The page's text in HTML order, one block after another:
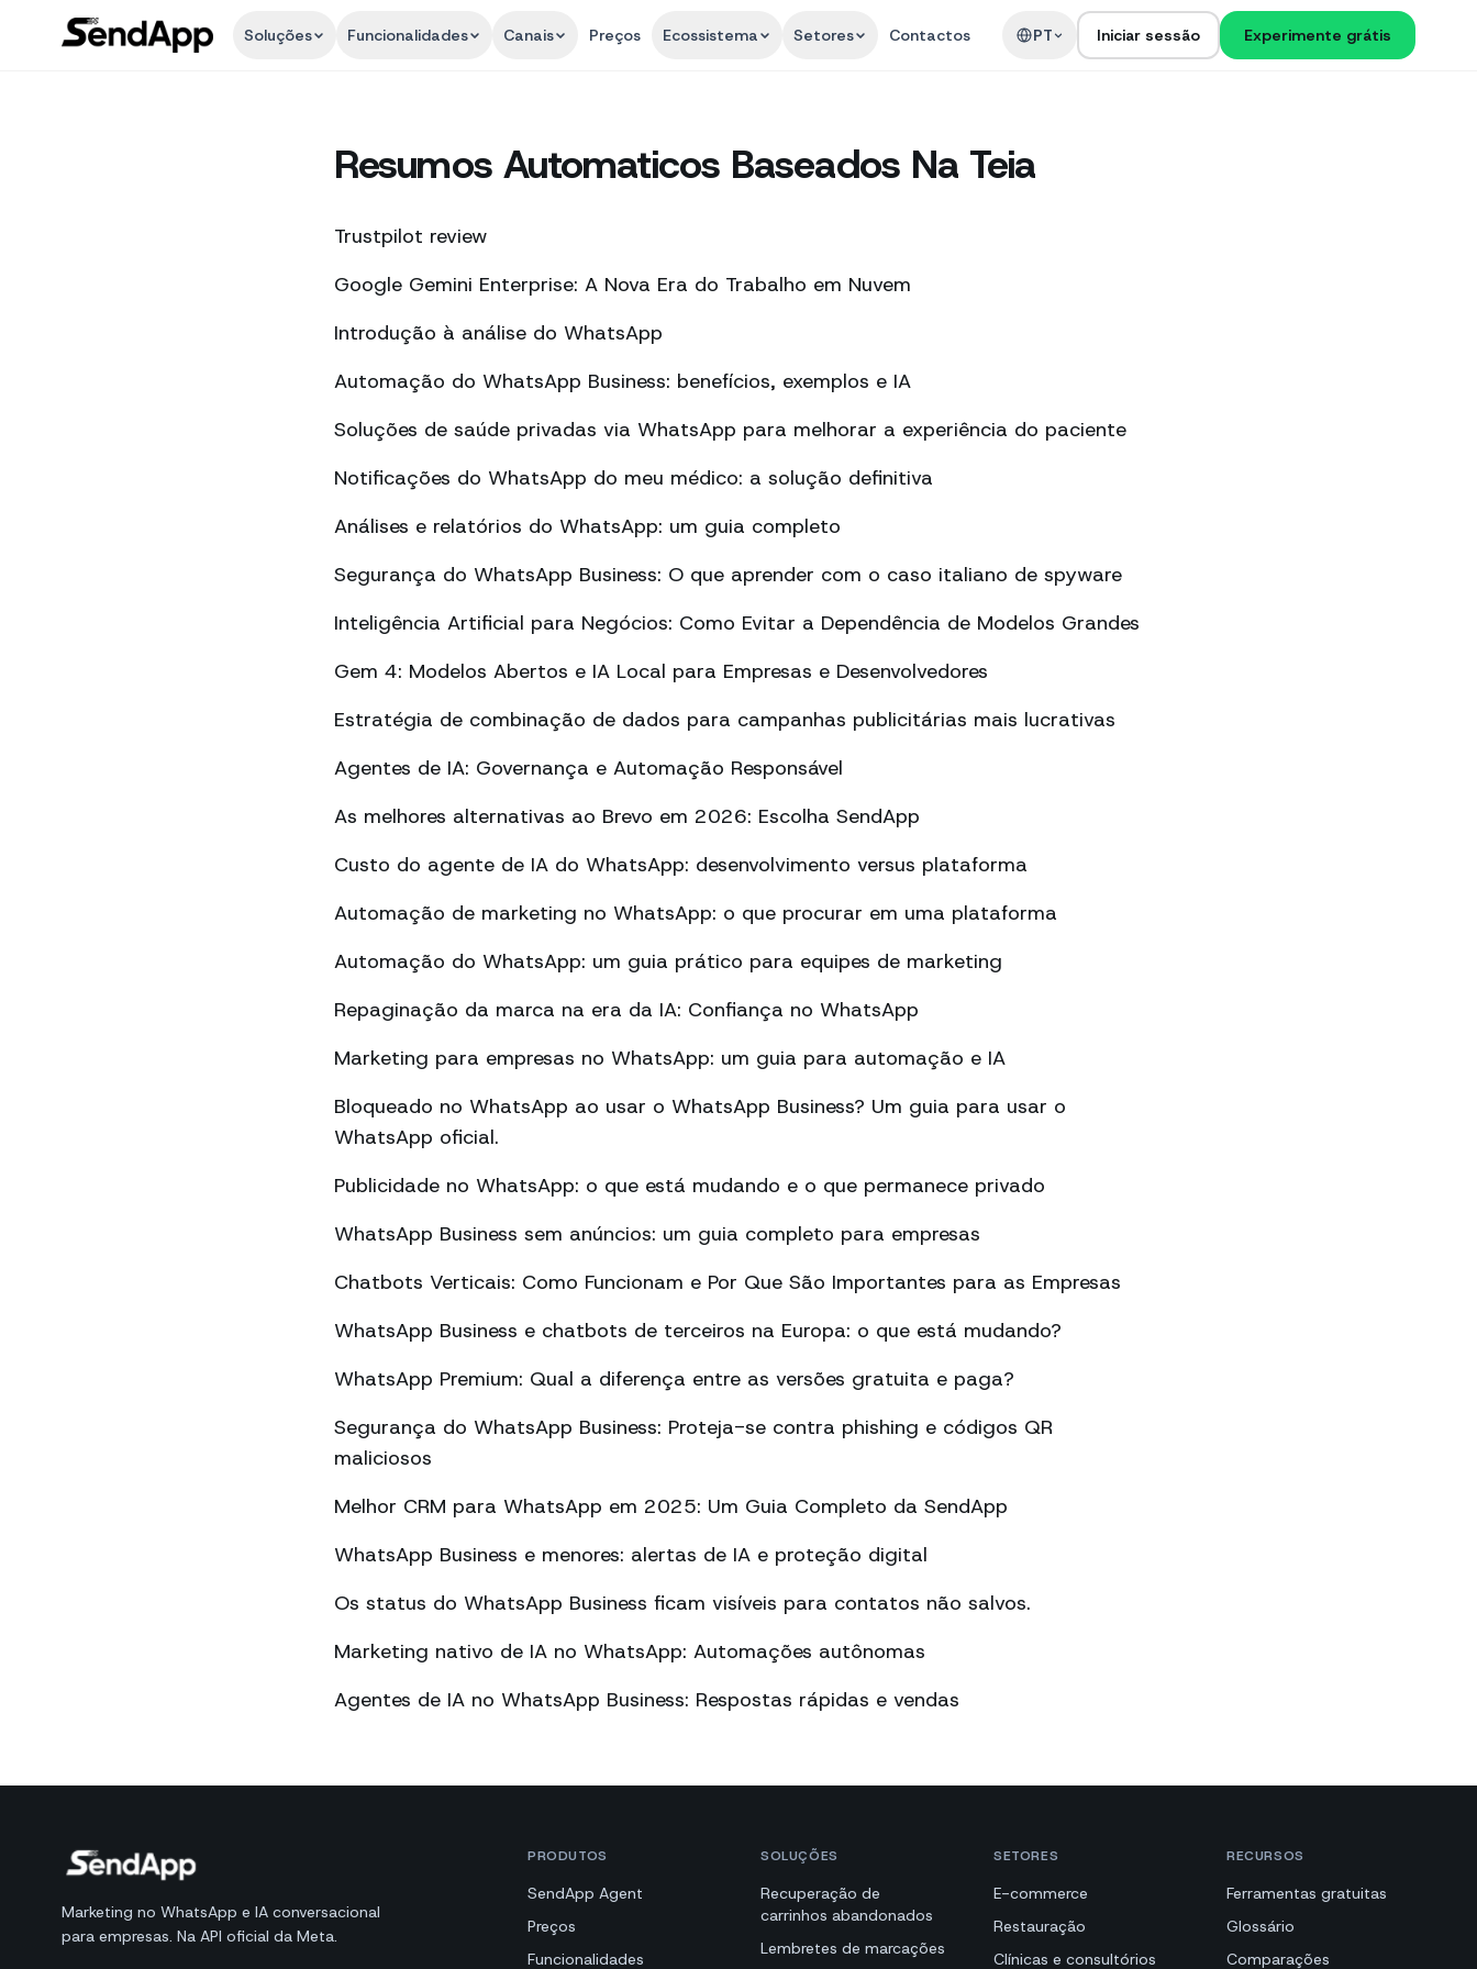
Soluções Funcionalidades Canais Preços Ecossistema Setores Contactos PT Iniciar sessão Experimente grátis
Resumos Automaticos Baseados Na Teia
Trustpilot review
Google Gemini Enterprise: A Nova Era do Trabalho em Nuvem
Introdução à análise do WhatsApp
Automação do WhatsApp Business: benefícios, exemplos e IA
Soluções de saúde privadas via WhatsApp para melhorar a experiência do paciente
Notificações do WhatsApp do meu médico: a solução definitiva
Análises e relatórios do WhatsApp: um guia completo
Segurança do WhatsApp Business: O que aprender com o caso italiano de spyware
Inteligência Artificial para Negócios: Como Evitar a Dependência de Modelos Grandes
Gem 4: Modelos Abertos e IA Local para Empresas e Desenvolvedores
Estratégia de combinação de dados para campanhas publicitárias mais lucrativas
Agentes de IA: Governança e Automação Responsável
As melhores alternativas ao Brevo em 2026: Escolha SendApp
Custo do agente de IA do WhatsApp: desenvolvimento versus plataforma
Automação de marketing no WhatsApp: o que procurar em uma plataforma
Automação do WhatsApp: um guia prático para equipes de marketing
Repaginação da marca na era da IA: Confiança no WhatsApp
Marketing para empresas no WhatsApp: um guia para automação e IA
Bloqueado no WhatsApp ao usar o WhatsApp Business? Um guia para usar o
WhatsApp oficial.
Publicidade no WhatsApp: o que está mudando e o que permanece privado
WhatsApp Business sem anúncios: um guia completo para empresas
Chatbots Verticais: Como Funcionam e Por Que São Importantes para as Empresas
WhatsApp Business e chatbots de terceiros na Europa: o que está mudando?
WhatsApp Premium: Qual a diferença entre as versões gratuita e paga?
Segurança do WhatsApp Business: Proteja-se contra phishing e códigos QR
maliciosos
Melhor CRM para WhatsApp em 2025: Um Guia Completo da SendApp
WhatsApp Business e menores: alertas de IA e proteção digital
Os status do WhatsApp Business ficam visíveis para contatos não salvos.
Marketing nativo de IA no WhatsApp: Automações autônomas
Agentes de IA no WhatsApp Business: Respostas rápidas e vendas
Marketing no WhatsApp e IA conversacional
para empresas. Na API oficial da Meta.
PRODUTOS
SendApp Agent
Preços
Funcionalidades
SOLUÇÕES
Recuperação de
carrinhos abandonados
Lembretes de marcações
SETORES
E-commerce
Restauração
Clínicas e consultórios
RECURSOS
Ferramentas gratuitas
Glossário
Comparações